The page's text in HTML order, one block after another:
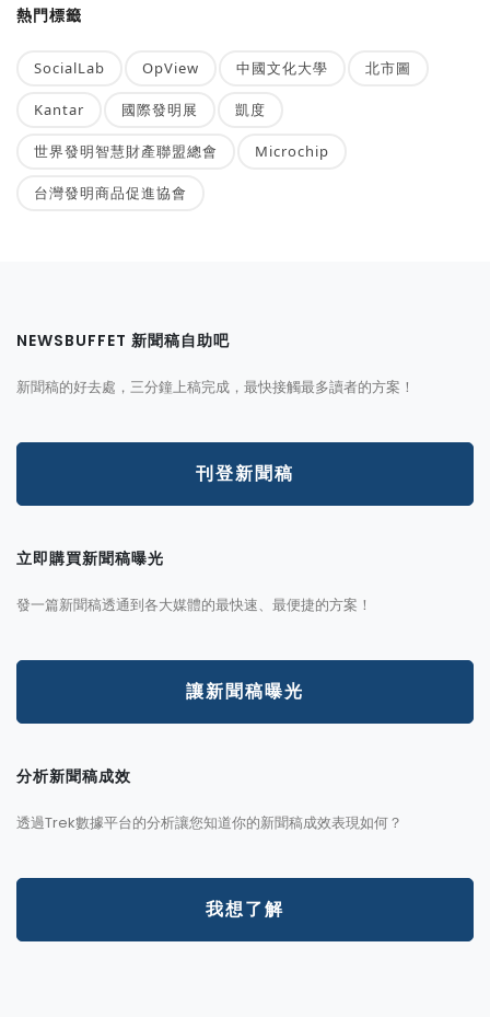
熱門標籤
SocialLab OpView 中國文化大學 北市圖
Kantar 國際發明展 凱度
世界發明智慧財產聯盟總會 Microchip
台灣發明商品促進協會
NEWSBUFFET 新聞稿自助吧
新聞稿的好去處，三分鐘上稿完成，最快接觸最多讀者的方案！
刊登新聞稿
立即購買新聞稿曝光
發一篇新聞稿透通到各大媒體的最快速、最便捷的方案！
讓新聞稿曝光
分析新聞稿成效
透過Trek數據平台的分析讓您知道你的新聞稿成效表現如何？
我想了解